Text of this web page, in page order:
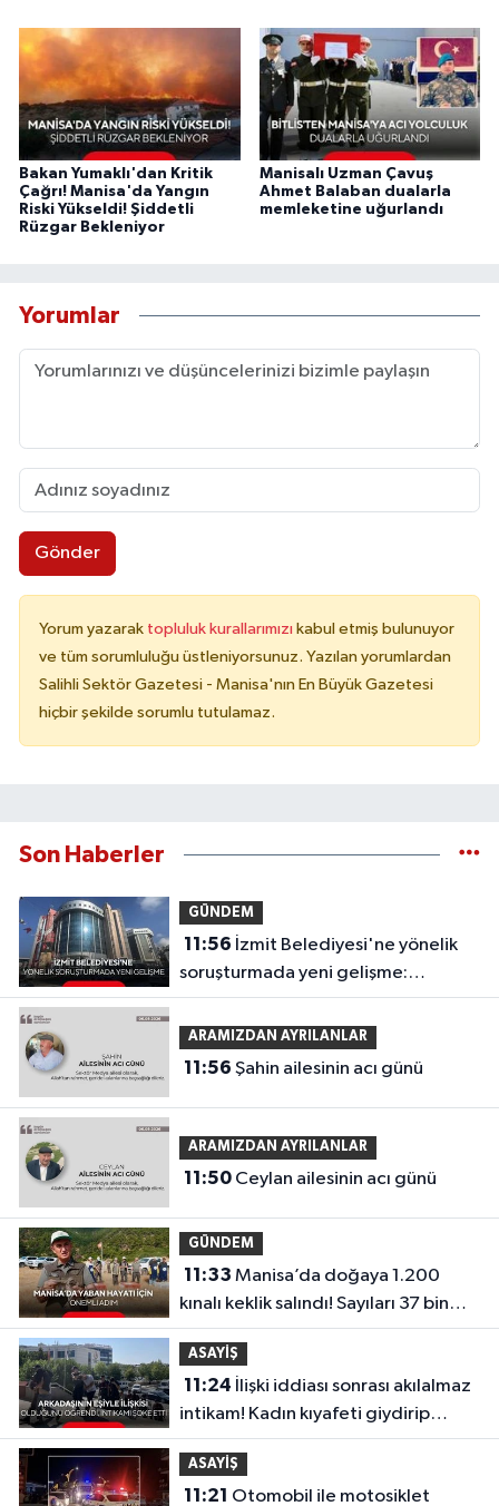
Bakan Yumaklı'dan Kritik
Çağrı! Manisa'da Yangın
Riski Yükseldi! Şiddetli
Rüzgar Bekleniyor
Manisalı Uzman Çavuş
Ahmet Balaban dualarla
memleketine uğurlandı
Yorumlar
Gönder
Yorum yazarak topluluk kurallarımızı kabul etmiş bulunuyor
ve tüm sorumluluğu üstleniyorsunuz. Yazılan yorumlardan
Salihli Sektör Gazetesi - Manisa'nın En Büyük Gazetesi
hiçbir şekilde sorumlu tutulamaz.
Son Haberler
GÜNDEM
11:56
soruşturmada yeni gelişme:
Görüntüler ortaya çıktı
ARAMIZDAN AYRILANLAR
11:56 Şahin ailesinin acı günü
ARAMIZDAN AYRILANLAR
11:50 Ceylan ailesinin acı günü
GÜNDEM
11:33
kınalı keklik salındı! Sayıları 37 bin
950’ye ulaştı
ASAYİŞ
11:24
intikam! Kadın kıyafeti giydirip
kameraya aldılar, görüntüler sosyal
medyada yayıldı...
ASAYİŞ
11:21